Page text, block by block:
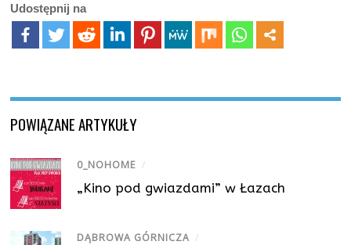
Udostępnij na
POWIĄZANE ARTYKUŁY
0_NOHOME /
„Kino pod gwiazdami” w Łazach
DĄBROWA GÓRNICZA /